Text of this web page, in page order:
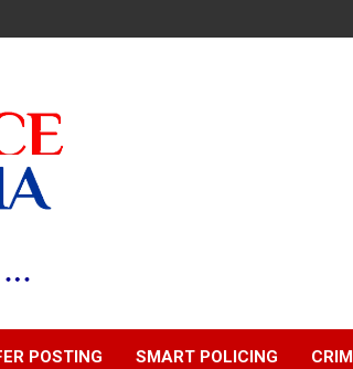
POSTING SMART POLICING